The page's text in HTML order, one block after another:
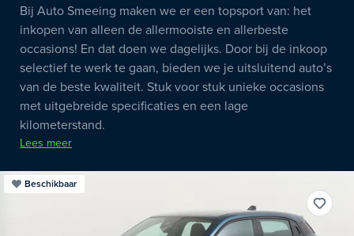
Bij Auto Smeeing maken we er een topsport van: het
inkopen van alleen de allermooiste en allerbeste
occasions! En dat doen we dagelijks. Door bij de inkoop
selectief te werk te gaan, bieden we je uitsluitend auto’s
van de beste kwaliteit. Stuk voor stuk unieke occasions
met uitgebreide specificaties en een lage
kilometerstand.
Lees meer
Beschikbaar